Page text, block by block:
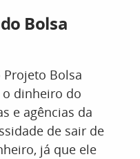
Bolsa
Bolsa
o dinheiro do
e agências da
de sair de
já que ele